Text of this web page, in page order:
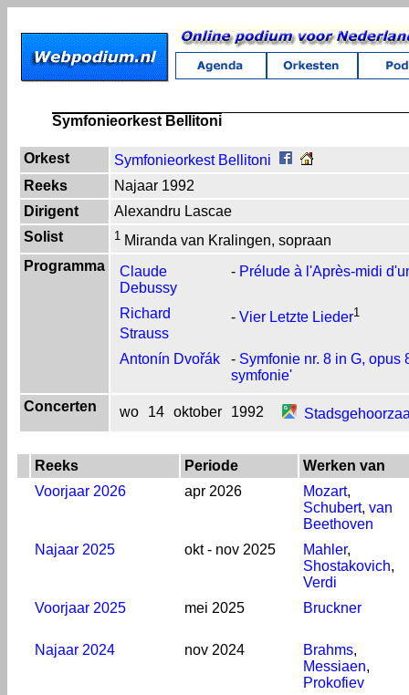
Symfonieorkest Bellitoni
Orkest
Symfonieorkest Bellitoni
Reeks
Najaar 1992
Dirigent
Alexandru Lascae
Solist
1 Miranda van Kralingen, sopraan
Programma
Claude
Debussy
- Prélude à l'Après-midi
Richard
Strauss
- Vier Letzte Lieder1
Antonín Dvořák - Symfonie nr. 8 in G, opus
symfonie'
Concerten
wo 14 oktober 1992
Reeks Periode
Werken van
Voorjaar 2026
apr 2026 Mozart,
Schubert, van
Beethoven
Najaar 2025
okt - nov 2025 Mahler,
Shostakovich,
Verdi
Voorjaar 2025
mei 2025 Bruckner
Najaar 2024 nov 2024 Brahms,
Messiaen,
Prokofiev